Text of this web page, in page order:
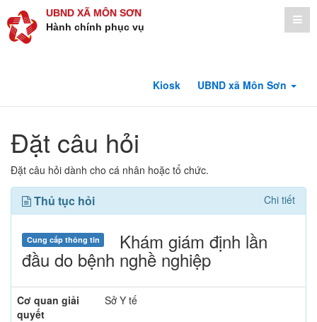
UBND XÃ MÔN SƠN
Hành chính phục vụ
Kiosk UBND xã Môn Sơn
Đặt câu hỏi
Đặt câu hỏi dành cho cá nhân hoặc tổ chức.
Thủ tục hỏi Chi tiết
Cung cấp thông tin Khám giám định lần
đầu do bệnh nghề nghiệp
Cơ quan giải
quyết
Sở Y tế